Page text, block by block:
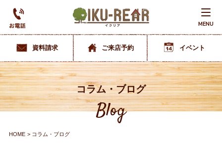
MENU
資料請求 ご来店予約 イベント
コラム・ブログ
Blog
HOME コラム・ブログ